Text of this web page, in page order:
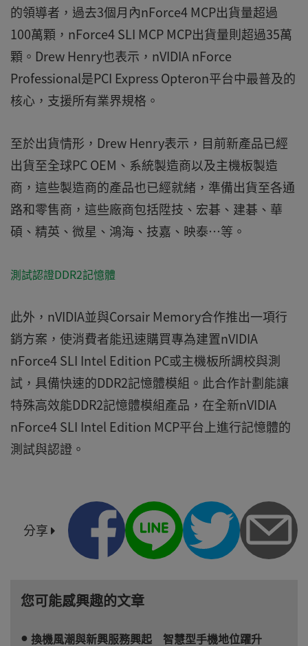
的領導者，過去3個月內nForce4 MCP出貨量超過
100萬顆，nForce4 SLI MCP MCP出貨量則超過35萬
顆。Drew Henry也表示，nVIDIA nForce
Professional是PCI Express Opteron平台中最普及的
核心，支援所有業界規格。
至於出貨情形，Drew Henry表示，目前新產品已經
出貨至全球PC OEM、系統製造商以及主機板製造
商，這些製造商的產品也已經就緒，準備出貨至各通
路和零售商，這些廠商包括陞技、宏碁、建碁、華
碩、精英、微星、鴻海、技嘉、映泰…等。
測試認證DDR2記憶體
此外，nVIDIA並與Corsair Memory合作推出一項行
銷方案，使消費者能迅速購買專為建置nVIDIA
nForce4 SLI Intel Edition PC或主機板所調校與測
試，具備快速的DDR2記憶體模組。此合作計劃能讓
特殊高效能DDR2記憶體模組產品，在全新nVIDIA
nForce4 SLI Intel Edition MCP平台上進行記憶體的
測試與認證。
分享
您可能感興趣的文章
換機風潮與新興服務興起 智慧型手機地位躍升